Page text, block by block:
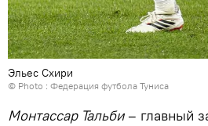
Эльес Схири
© Photo : Федерация футбола Туниса
Монтассар Тальби– главный